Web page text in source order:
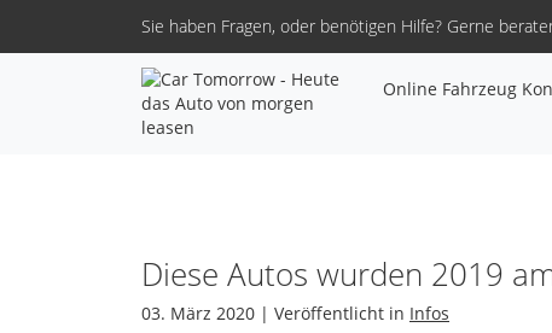
Sie haben Fragen, oder benötigen Hilfe? Gerne
Online Fahrzeug
Diese Autos wurden 2019
03. März 2020 | Veröffentlicht in Infos